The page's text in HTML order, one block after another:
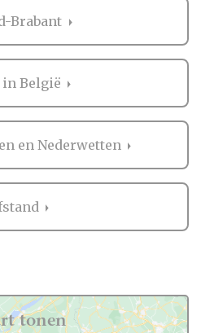
Brabant
in België
en Nederwetten
tonen